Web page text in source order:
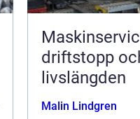
driftstopp
livslängden
Malin Lindgren